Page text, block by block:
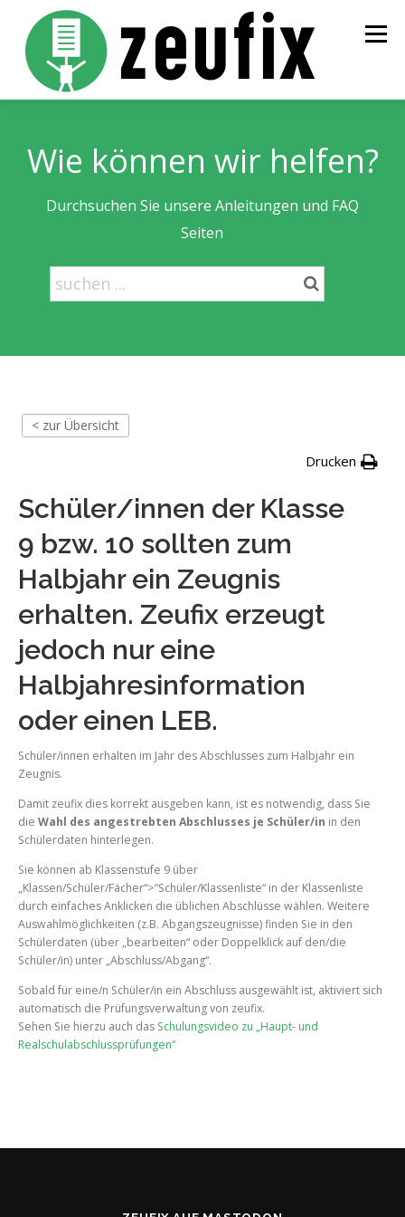
springen
Menü
KONTAKT LOGIN
Wie können wir helfen?
Durchsuchen Sie unsere Anleitungen und FAQ
Seiten
< zur Übersicht
Drucken
Schüler/innen der Klasse
9 bzw. 10 sollten zum
Halbjahr ein Zeugnis
erhalten. Zeufix erzeugt
jedoch nur eine
Halbjahresinformation
oder einen LEB.
Schüler/innen erhalten im Jahr des Abschlusses zum Halbjahr ein
Zeugnis.
Damit zeufix dies korrekt ausgeben kann, ist es notwendig, dass Sie
die Wahl des angestrebten Abschlusses je Schüler/in in den
Schülerdaten hinterlegen.
Sie können ab Klassenstufe 9 über
„Klassen/Schüler/Fächer“>“Schüler/Klassenliste“ in der Klassenliste
durch einfaches Anklicken die üblichen Abschlüsse wählen. Weitere
Auswahlmöglichkeiten (z.B. Abgangszeugnisse) finden Sie in den
Schülerdaten (über „bearbeiten“ oder Doppelklick auf den/die
Schüler/in) unter „Abschluss/Abgang“.
Sobald für eine/n Schüler/in ein Abschluss ausgewählt ist, aktiviert sich
automatisch die Prüfungsverwaltung von zeufix.
Sehen Sie hierzu auch das Schulungsvideo zu „Haupt- und
Realschulabschlussprüfungen“